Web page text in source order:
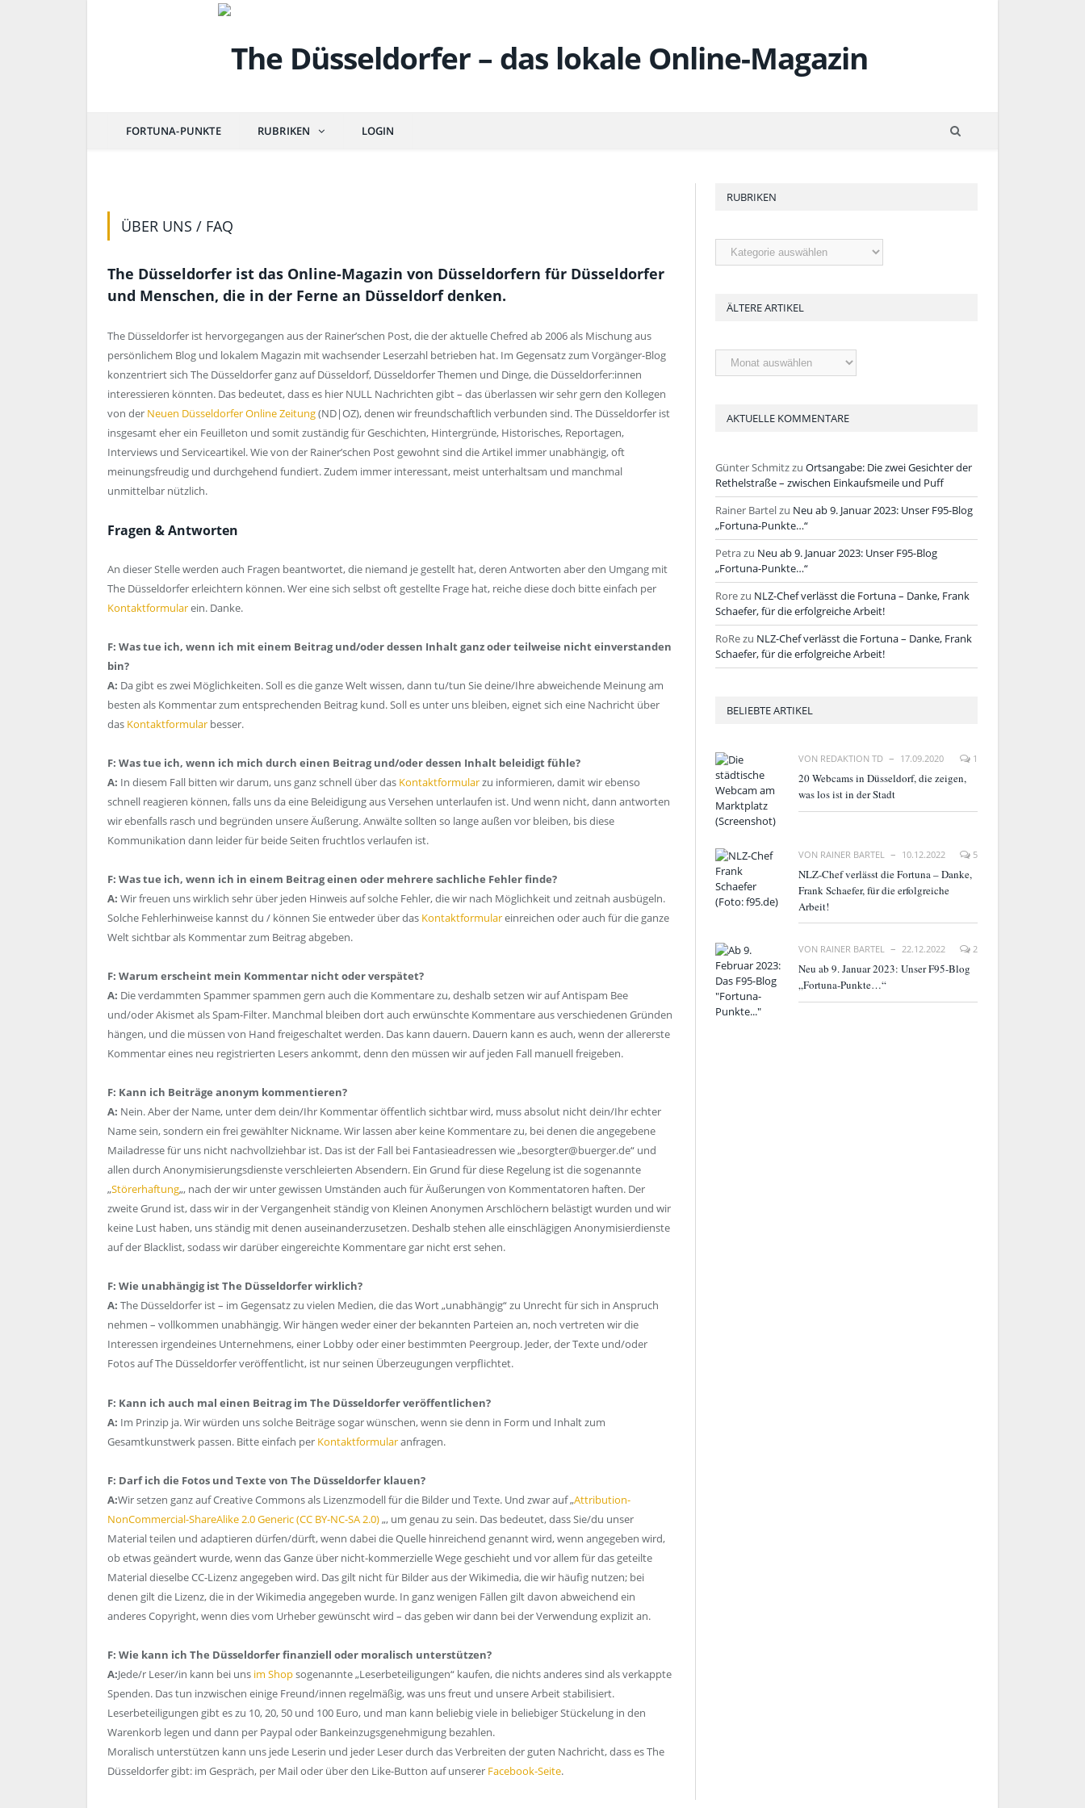
FORTUNA-PUNKTE RUBRIKEN LOGIN
ÜBER UNS / FAQ
The Düsseldorfer ist das Online-Magazin von Düsseldorfern für Düsseldorfer
und Menschen, die in der Ferne an Düsseldorf denken.
The Düsseldorfer ist hervorgegangen aus der Rainer’schen Post, die der aktuelle Chefred ab 2006 als Mischung aus
persönlichem Blog und lokalem Magazin mit wachsender Leserzahl betrieben hat. Im Gegensatz zum Vorgänger-Blog
konzentriert sich The Düsseldorfer ganz auf Düsseldorf, Düsseldorfer Themen und Dinge, die Düsseldorfer:innen
interessieren könnten. Das bedeutet, dass es hier NULL Nachrichten gibt – das überlassen wir sehr gern den Kollegen
von der Neuen Düsseldorfer Online Zeitung(ND|OZ), denen wir freundschaftlich verbunden sind. The Düsseldorfer ist
insgesamt eher ein Feuilleton und somit zuständig für Geschichten, Hintergründe, Historisches, Reportagen,
Interviews und Serviceartikel. Wie von der Rainer’schen Post gewohnt sind die Artikel immer unabhängig, oft
meinungsfreudig und durchgehend fundiert. Zudem immer interessant, meist unterhaltsam und manchmal
unmittelbar nützlich.
Fragen & Antworten
An dieser Stelle werden auch Fragen beantwortet, die niemand je gestellt hat, deren Antworten aber den Umgang mit
The Düsseldorfer erleichtern können. Wer eine sich selbst oft gestellte Frage hat, reiche diese doch bitte einfach per
Kontaktformularein. Danke.
F: Was tue ich, wenn ich mit einem Beitrag und/oder dessen Inhalt ganz oder teilweise nicht einverstanden
bin?
A: Da gibt es zwei Möglichkeiten. Soll es die ganze Welt wissen, dann tu/tun Sie deine/Ihre abweichende Meinung am
besten als Kommentar zum entsprechenden Beitrag kund. Soll es unter uns bleiben, eignet sich eine Nachricht über
das Kontaktformular besser.
F: Was tue ich, wenn ich mich durch einen Beitrag und/oder dessen Inhalt beleidigt fühle?
A: In diesem Fall bitten wir darum, uns ganz schnell über das Kontaktformularzu informieren, damit wir ebenso
schnell reagieren können, falls uns da eine Beleidigung aus Versehen unterlaufen ist. Und wenn nicht, dann antworten
wir ebenfalls rasch und begründen unsere Äußerung. Anwälte sollten so lange außen vor bleiben, bis diese
Kommunikation dann leider für beide Seiten fruchtlos verlaufen ist.
F: Was tue ich, wenn ich in einem Beitrag einen oder mehrere sachliche Fehler finde?
A: Wir freuen uns wirklich sehr über jeden Hinweis auf solche Fehler, die wir nach Möglichkeit und zeitnah ausbügeln.
Solche Fehlerhinweise kannst du / können Sie entweder über das Kontaktformulareinreichen oder auch für die ganze
Welt sichtbar als Kommentar zum Beitrag abgeben.
F: Warum erscheint mein Kommentar nicht oder verspätet?
A: Die verdammten Spammer spammen gern auch die Kommentare zu, deshalb setzen wir auf Antispam Bee
und/oder Akismet als Spam-Filter. Manchmal bleiben dort auch erwünschte Kommentare aus verschiedenen Gründen
hängen, und die müssen von Hand freigeschaltet werden. Das kann dauern. Dauern kann es auch, wenn der allererste
Kommentar eines neu registrierten Lesers ankommt, denn den müssen wir auf jeden Fall manuell freigeben.
F: Kann ich Beiträge anonym kommentieren?
A: Nein. Aber der Name, unter dem dein/Ihr Kommentar öffentlich sichtbar wird, muss absolut nicht dein/Ihr echter
Name sein, sondern ein frei gewählter Nickname. Wir lassen aber keine Kommentare zu, bei denen die angegebene
Mailadresse für uns nicht nachvollziehbar ist. Das ist der Fall bei Fantasieadressen wie „besorgter@buerger.de“ und
allen durch Anonymisierungsdienste verschleierten Absendern. Ein Grund für diese Regelung ist die sogenannte
„Störerhaftung„, nach der wir unter gewissen Umständen auch für Äußerungen von Kommentatoren haften. Der
zweite Grund ist, dass wir in der Vergangenheit ständig von Kleinen Anonymen Arschlöchern belästigt wurden und wir
keine Lust haben, uns ständig mit denen auseinanderzusetzen. Deshalb stehen alle einschlägigen Anonymisierdienste
auf der Blacklist, sodass wir darüber eingereichte Kommentare gar nicht erst sehen.
F: Wie unabhängig ist The Düsseldorfer wirklich?
A: The Düsseldorfer ist – im Gegensatz zu vielen Medien, die das Wort „unabhängig“ zu Unrecht für sich in Anspruch
nehmen – vollkommen unabhängig. Wir hängen weder einer der bekannten Parteien an, noch vertreten wir die
Interessen irgendeines Unternehmens, einer Lobby oder einer bestimmten Peergroup. Jeder, der Texte und/oder
Fotos auf The Düsseldorfer veröffentlicht, ist nur seinen Überzeugungen verpflichtet.
F: Kann ich auch mal einen Beitrag im The Düsseldorfer veröffentlichen?
A: Im Prinzip ja. Wir würden uns solche Beiträge sogar wünschen, wenn sie denn in Form und Inhalt zum
Gesamtkunstwerk passen. Bitte einfach per Kontaktformularanfragen.
F: Darf ich die Fotos und Texte von The Düsseldorfer klauen?
A:Wir setzen ganz auf Creative Commons als Lizenzmodell für die Bilder und Texte. Und zwar auf „Attribution-
NonCommercial-ShareAlike 2.0 Generic (CC BY-NC-SA 2.0)„, um genau zu sein. Das bedeutet, dass Sie/du unser
Material teilen und adaptieren dürfen/dürft, wenn dabei die Quelle hinreichend genannt wird, wenn angegeben wird,
ob etwas geändert wurde, wenn das Ganze über nicht-kommerzielle Wege geschieht und vor allem für das geteilte
Material dieselbe CC-Lizenz angegeben wird. Das gilt nicht für Bilder aus der Wikimedia, die wir häufig nutzen; bei
denen gilt die Lizenz, die in der Wikimedia angegeben wurde. In ganz wenigen Fällen gilt davon abweichend ein
anderes Copyright, wenn dies vom Urheber gewünscht wird – das geben wir dann bei der Verwendung explizit an.
F: Wie kann ich The Düsseldorfer finanziell oder moralisch unterstützen?
A:Jede/r Leser/in kann bei uns im Shopsogenannte „Leserbeteiligungen“ kaufen, die nichts anderes sind als verkappte
Spenden. Das tun inzwischen einige Freund/innen regelmäßig, was uns freut und unsere Arbeit stabilisiert.
Leserbeteiligungen gibt es zu 10, 20, 50 und 100 Euro, und man kann beliebig viele in beliebiger Stückelung in den
Warenkorb legen und dann per Paypal oder Bankeinzugsgenehmigung bezahlen.
Moralisch unterstützen kann uns jede Leserin und jeder Leser durch das Verbreiten der guten Nachricht, dass es The
Düsseldorfer gibt: im Gespräch, per Mail oder über den Like-Button auf unserer Facebook-Seite.
RUBRIKEN
Rubriken
ÄLTERE ARTIKEL
Ältere
AKTUELLE KOMMENTARE
Günter Schmitzzu Ortsangabe: Die zwei Gesichter der
Rethelstraße – zwischen Einkaufsmeile und Puff
Rainer Bartelzu Neu ab 9. Januar 2023: Unser F95-Blog
„Fortuna-Punkte…“
Petrazu Neu ab 9. Januar 2023: Unser F95-Blog
„Fortuna-Punkte…“
Rorezu NLZ-Chef verlässt die Fortuna – Danke, Frank
Schaefer, für die erfolgreiche Arbeit!
RoRezu NLZ-Chef verlässt die Fortuna – Danke, Frank
Schaefer, für die erfolgreiche Arbeit!
BELIEBTE ARTIKEL
VON REDAKTION TD 17.09.2020 1
20 Webcams in Düsseldorf, die zeigen,
was los ist in der Stadt
VON RAINER BARTEL 10.12.2022 5
NLZ-Chef verlässt die Fortuna – Danke,
Frank Schaefer, für die erfolgreiche
Arbeit!
VON RAINER BARTEL 22.12.2022 2
Neu ab 9. Januar 2023: Unser F95-Blog
„Fortuna-Punkte…“